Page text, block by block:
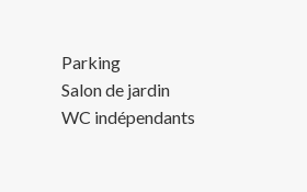
Parking
Salon de jardin
WC indépendants